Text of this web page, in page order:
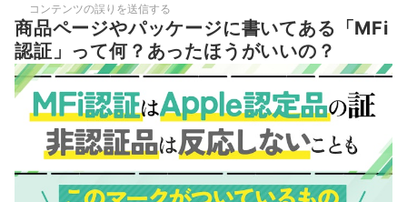
コンテンツの誤りを送信する
商品ページやパッケージに書いてある「MFi
認証」って何？あったほうがいいの？